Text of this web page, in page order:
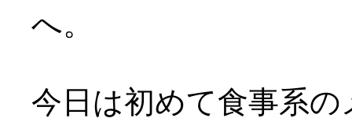
へ。
今日は初めて食事系